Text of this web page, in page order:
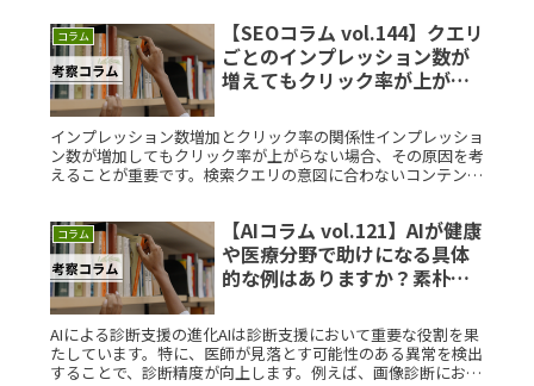
コラム
【SEOコラム vol.144】クエリ
ごとのインプレッション数が
増えてもクリック率が上がら
な疑問を徹底解説
インプレッション数増加とクリック率の関係性インプレッショ
ン数が増加してもクリック率が上がらない場合、その原因を考
えることが重要です。検索クエリの意図に合わないコンテンツ
コラム
【AIコラム vol.121】AIが健康
や医療分野で助けになる具体
的な例はありますか？素朴な
AIによる診断支援の進化AIは診断支援において重要な役割を果
たしています。特に、医師が見落とす可能性のある異常を検出
することで、診断精度が向上します。例えば、画像診断におい